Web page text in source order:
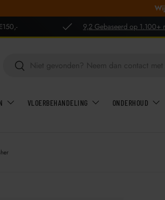
9,2 Gebaseerd op 1.100+
Zoeken
Zoeken
VLOERBEHANDELING ONDERHOUD